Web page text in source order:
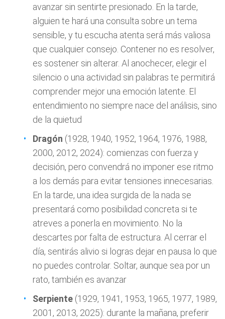
avanzar sin sentirte presionado. En la tarde,
alguien te hará una consulta sobre un tema
sensible, y tu escucha atenta será más valiosa
que cualquier consejo. Contener no es resolver,
es sostener sin alterar. Al anochecer, elegir el
silencio o una actividad sin palabras te permitirá
comprender mejor una emoción latente. El
entendimiento no siempre nace del análisis, sino
de la quietud
Dragón (1928, 1940, 1952, 1964, 1976, 1988,
2000, 2012, 2024): comienzas con fuerza y
decisión, pero convendrá no imponer ese ritmo
a los demás para evitar tensiones innecesarias.
En la tarde, una idea surgida de la nada se
presentará como posibilidad concreta si te
atreves a ponerla en movimiento. No la
descartes por falta de estructura. Al cerrar el
día, sentirás alivio si logras dejar en pausa lo que
no puedes controlar. Soltar, aunque sea por un
rato, también es avanzar
Serpiente (1929, 1941, 1953, 1965, 1977, 1989,
2001, 2013, 2025): durante la mañana, preferir